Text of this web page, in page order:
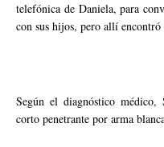
telefónica de Daniela, para
con sus hijos, pero allí encontró
Según el diagnóstico médico,
corto penetrante por arma